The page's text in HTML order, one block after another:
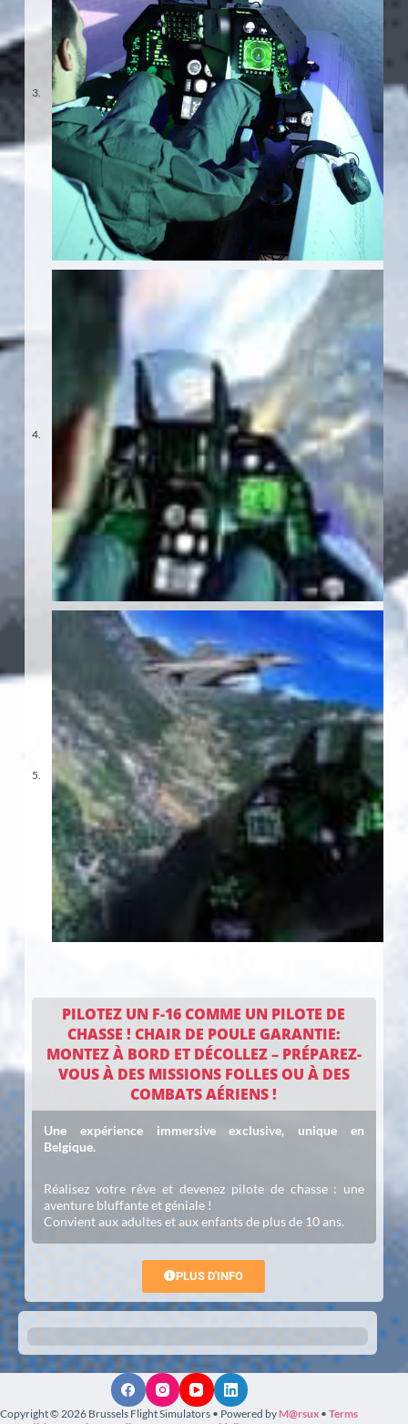
PILOTEZ UN F-16 COMME UN PILOTE DE
CHASSE ! CHAIR DE POULE GARANTIE:
MONTEZ À BORD ET DÉCOLLEZ – PRÉPAREZ-
VOUS À DES MISSIONS FOLLES OU À DES
COMBATS AÉRIENS !
Une expérience immersive exclusive, unique en
Belgique.
Réalisez votre rêve et devenez pilote de chasse : une
aventure bluffante et géniale !
Convient aux adultes et aux enfants de plus de 10 ans.
PLUS D'INFO
Copyright © 2026 Brussels Flight Simulators • Powered by M@rsux • Terms